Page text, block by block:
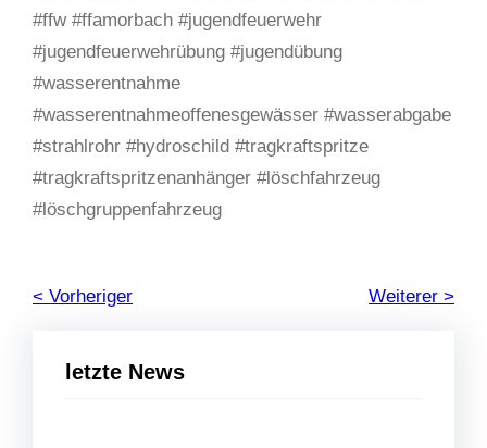
letzte News
#ffw #ffamorbach #jugendfeuerwehr
#jugendfeuerwehrübung #jugendübung
#wasserentnahme
#wasserentnahmeoffenesgewässer #wasserabgabe
#strahlrohr #hydroschild #tragkraftspritze
#tragkraftspritzenanhänger #löschfahrzeug
#löschgruppenfahrzeug
< Vorheriger Weiterer >